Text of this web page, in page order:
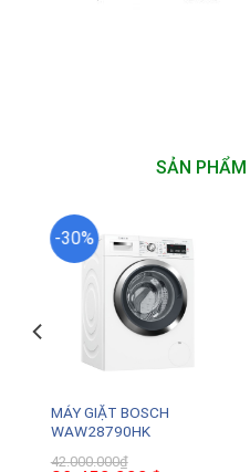
SẢN
-30%
MÁY GIẶT BOSCH
WAW28790HK
42.000.000₫